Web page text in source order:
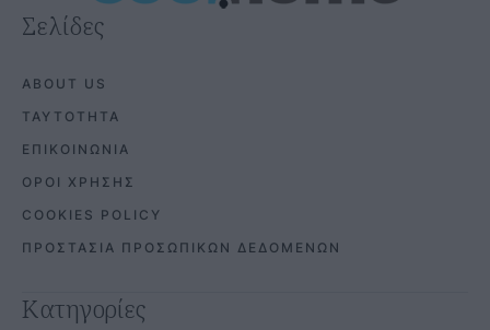
Σελίδες
ABOUT US
ΤΑΥΤΟΤΗΤΑ
ΕΠΙΚΟΙΝΩΝΙΑ
ΟΡΟΙ ΧΡΗΣΗΣ
COOKIES POLICY
ΠΡΟΣΤΑΣΙΑ ΠΡΟΣΩΠΙΚΩΝ ΔΕΔΟΜΕΝΩΝ
Κατηγορίες